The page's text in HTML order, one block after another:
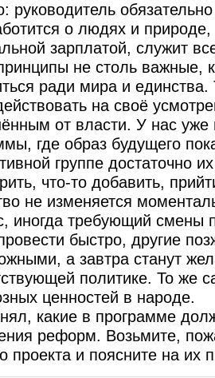
руководитель
о людях и природе,
зарплатой, служит
не столь важные,
ради мира и
на своё
от власти. У нас
где образ будущего
группе достаточно
что-то добавить,
не изменяется
иногда требующий
быстро, другие
а завтра станут
политике. То же
ценностей в народе.
какие в программе
реформ. Возьмите,
проекта и поясните на их